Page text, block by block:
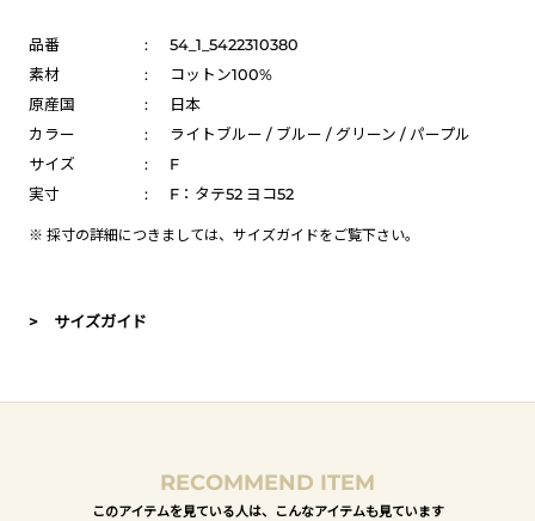
品番 :
54_1_5422310380
素材
:
コットン100%
原産国
:
日本
カラー
:
ライトブルー / ブルー / グリーン / パープル
サイズ
:
F
実寸
: F：タテ52 ヨコ52
※ 採寸の詳細につきましては、 サイズガイドをご覧下さい。
> サイズガイド
RECOMMEND ITEM
このアイテムを見ている人は、こんなアイテムも見ています